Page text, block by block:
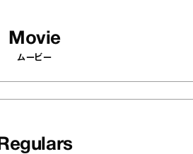
Movie
ムービー
Regulars